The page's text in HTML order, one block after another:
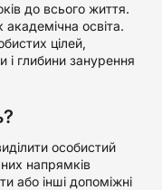
до всього життя.
освіта.
цілей,
і глибини занурення
особистий
напрямків
або інші допоміжні